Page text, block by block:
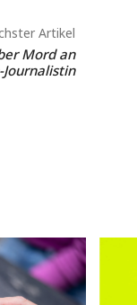
Artikel
Mord an
Journalistin